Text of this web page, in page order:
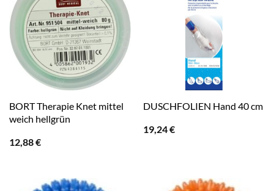
BORT Therapie Knet mittel
weich hellgrün
12,88€
DUSCHFOLIEN Hand 40 cm
19,24€